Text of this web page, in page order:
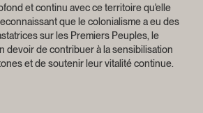
et continu avec ce territoire qu'elle
que le colonialisme a eu des
sur les Premiers Peuples, le
devoir de contribuer à la sensibilisation
et de soutenir leur vitalité continue.